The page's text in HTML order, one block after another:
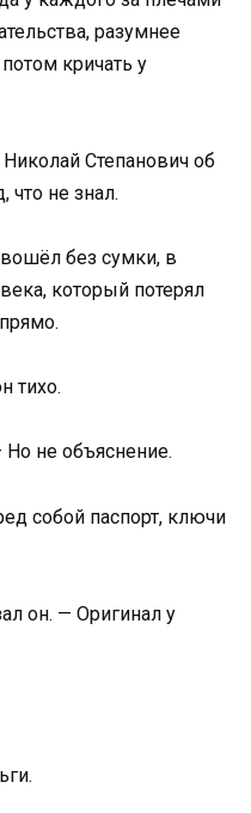
разумнее
кричать у
Степанович об
что не знал.
без сумки, в
который потерял
тихо.
Но не объяснение.
собой паспорт, ключи
он. — Оригинал у